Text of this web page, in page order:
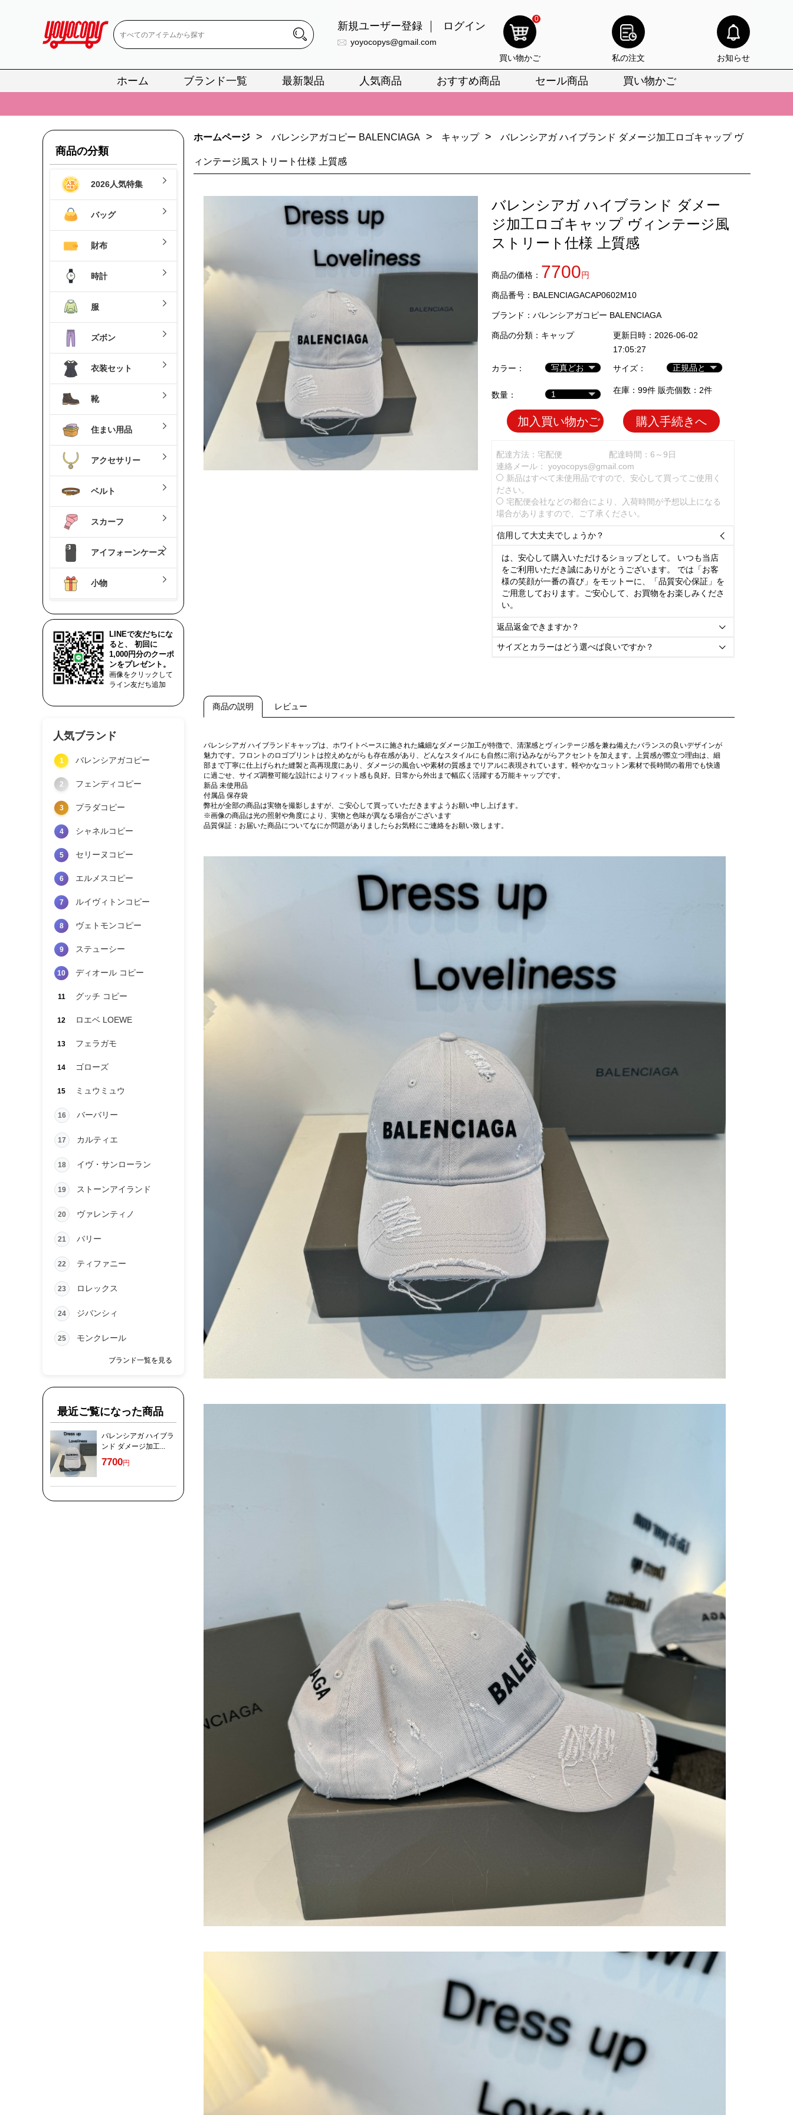
新規ユーザー登録 ログイン
yoyocopys@gmail.com
0
買い物かご 私の注文 お知らせ
ホーム ブランド一覧 最新製品 人気商品 おすすめ商品 セール商品 買い物かご
📢 当店は正真正銘のn級スーパーコピーのみ取扱い。最高品質の再現度を安心してお選びいただけます。
📢 2026春の新作続々更新中！期間中のご注文でお得な割引をご利用いただけます。
📢 新作入荷！ルイ・ヴィトンスーパーコピー バッグ最新モデルが登場。上質な仕上がりをお見逃しなく。
📢 当店は正真正銘のn級スーパーコピーのみ取扱い。最高品質の再現度を安心してお選びいただけます。
新作入荷！ルイ・ヴィトンスーパーコピー バッグ最新モデルが登場。上質な仕上がりをお見逃しなく。
商品の分類
2026人気特集
バッグ
財布
時計
服
ズボン
衣装セット
靴
住まい用品
アクセサリー
ベルト
スカーフ
アイフォーンケース
小物
LINEで友だちにな
ると、 初回に
1,000円分のクーポ
ンをプレゼント。
画像をクリックして
ライン友だち追加
人気ブランド
1 バレンシアガコピー
2 フェンディコピー
3 プラダコピー
4 シャネルコピー
5 セリーヌコピー
6 エルメスコピー
7 ルイヴィトンコピー
8 ヴェトモンコピー
9 ステューシー
10 ディオール コピー
11 グッチ コピー
12 ロエベ LOEWE
13 フェラガモ
14 ゴローズ
15 ミュウミュウ
16 バーバリー
17 カルティエ
18 イヴ・サンローラン
19 ストーンアイランド
20 ヴァレンティノ
21 バリー
22 ティファニー
23 ロレックス
24 ジバンシィ
25 モンクレール
ブランド一覧を見る
最近ご覧になった商品
バレンシアガ ハイブラ
ンド ダメージ加工...
7700円
ホームページ > バレンシアガコピー BALENCIAGA > キャップ > バレンシアガ ハイブランド ダメージ加工ロゴキャップ ヴ
ィンテージ風ストリート仕様 上質感
バレンシアガ ハイブランド ダメー
ジ加工ロゴキャップ ヴィンテージ風
ストリート仕様 上質感
商品の価格： 7700円
商品番号：BALENCIAGACAP0602M10
ブランド： バレンシアガコピー BALENCIAGA
商品の分類： キャップ
更新日時：2026-06-02
17:05:27
カラー：
サイズ：
数量： 在庫：99件 販売個数：2件
加入買い物かご 購入手続きへ
配達方法：宅配便
配達時間：6～9日
連絡メール： yoyocopys@gmail.com
新品はすべて未使用品ですので、安心して買ってご使用く
ださい。
宅配便会社などの都合により、入荷時間が予想以上になる
場合がありますので、ご了承ください。
信用して大丈夫でしょうか？ 
は、安心して購入いただけるショップとして。 いつも当店
をご利用いただき誠にありがとうございます。 では「お客
様の笑顔が一番の喜び」をモットーに、「品質安心保証」を
ご用意しております。ご安心して、お買物をお楽しみくださ
い。
返品返金できますか？ 
サイズとカラーはどう選べば良いですか？ 
商品の説明 レビュー
バレンシアガ ハイブランドキャップは、ホワイトベースに施された繊細なダメージ加工が特徴で、清潔感とヴィンテージ感を兼ね備えたバランスの良いデザインが
魅力です。フロントのロゴプリントは控えめながらも存在感があり、どんなスタイルにも自然に溶け込みながらアクセントを加えます。上質感が際立つ理由は、細
部まで丁寧に仕上げられた縫製と高再現度にあり、ダメージの風合いや素材の質感までリアルに表現されています。軽やかなコットン素材で長時間の着用でも快適
に過ごせ、サイズ調整可能な設計によりフィット感も良好。日常から外出まで幅広く活躍する万能キャップです。
新品 未使用品
付属品 保存袋
弊社が全部の商品は実物を撮影しますが、ご安心して買っていただきますようお願い申し上げます。
※画像の商品は光の照射や角度により、実物と色味が異なる場合がございます
品質保証：お届いた商品についてなにか問題がありましたらお気軽にご連絡をお願い致します。